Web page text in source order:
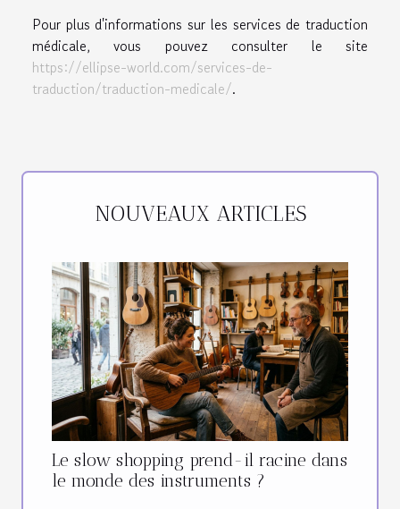
Pour plus d'informations sur les services de traduction
médicale, vous pouvez consulter le site
https://ellipse-world.com/services-de-
traduction/traduction-medicale/.
NOUVEAUX ARTICLES
Le slow shopping prend-il racine dans
le monde des instruments ?